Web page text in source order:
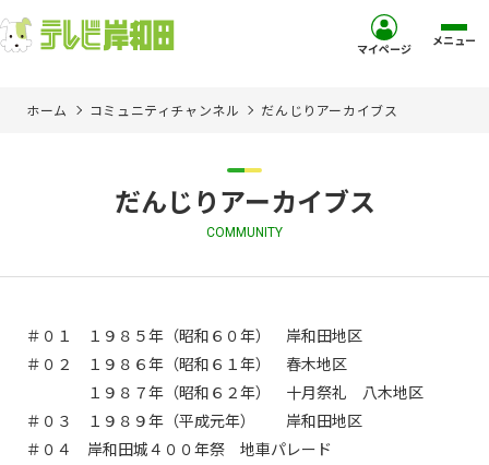
お知らせ
ご加入を検討中の方
マイページ メニュー
ホーム コミュニティチャンネル だんじりアーカイブス
だんじりアーカイブス
COMMUNITY
＃０１ １９８５年（昭和６０年） 岸和田地区
＃０２ １９８６年（昭和６１年） 春木地区
１９８７年（昭和６２年） 十月祭礼 八木地区
＃０３ １９８９年（平成元年） 岸和田地区
＃０４ 岸和田城４００年祭 地車パレード